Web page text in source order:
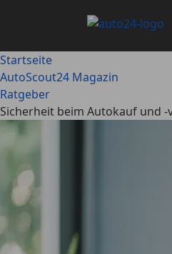
Startseite
AutoScout24 Magazin
Ratgeber
Sicherheit beim Autokauf und